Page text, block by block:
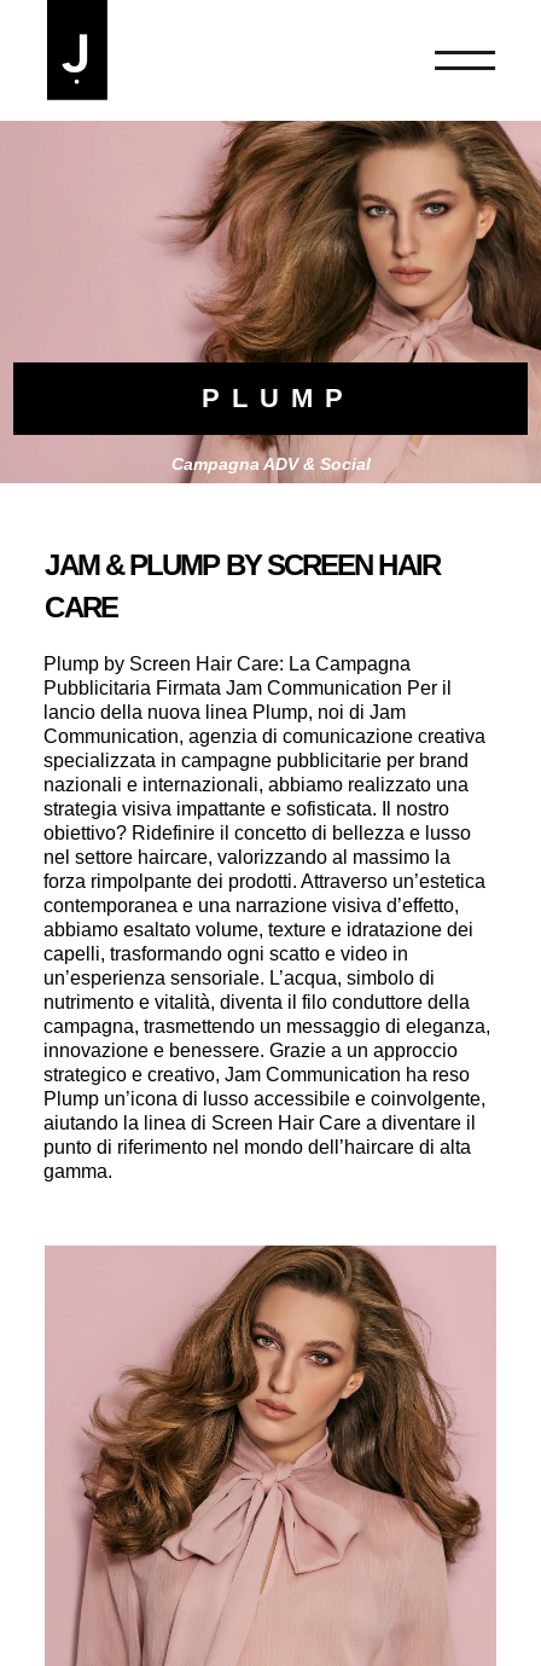
PLUMP
Campagna ADV & Social
JAM & PLUMP BYSCREEN HAIR
CARE
Plump by Screen Hair Care: La Campagna
Pubblicitaria Firmata Jam Communication Per il
lancio della nuova linea Plump, noi di Jam
Communication, agenzia di comunicazione creativa
specializzata in campagne pubblicitarie per brand
nazionali e internazionali, abbiamo realizzato una
strategia visiva impattante e sofisticata. Il nostro
obiettivo? Ridefinire il concetto di bellezza e lusso
nel settore haircare, valorizzando al massimo la
forza rimpolpante dei prodotti. Attraverso un’estetica
contemporanea e una narrazione visiva d’effetto,
abbiamo esaltato volume, texture e idratazione dei
capelli, trasformando ogni scatto e video in
un’esperienza sensoriale. L’acqua, simbolo di
nutrimento e vitalità, diventa il filo conduttore della
campagna, trasmettendo un messaggio di eleganza,
innovazione e benessere. Grazie a un approccio
strategico e creativo, Jam Communication ha reso
Plump un’icona di lusso accessibile e coinvolgente,
aiutando la linea di Screen Hair Care a diventare il
punto di riferimento nel mondo dell’haircare di alta
gamma.